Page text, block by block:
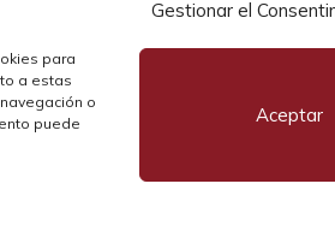
Gestionar el
para
a estas
o
puede
Aceptar